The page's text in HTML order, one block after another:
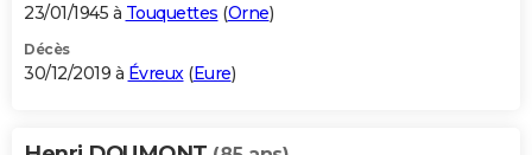
23/01/1945 à Touquettes (Orne)
Décès
30/12/2019 à Évreux(Eure)